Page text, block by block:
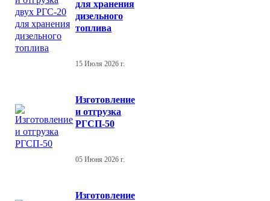
для хранения
дизельного
топлива
15 Июля 2026 г.
Изготовление
и отгрузка
РГСП-50
05 Июня 2026 г.
Изготовление